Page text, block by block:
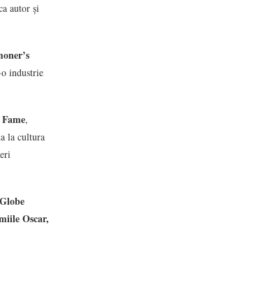
autor și
industrie
,
la cultura
Oscar,